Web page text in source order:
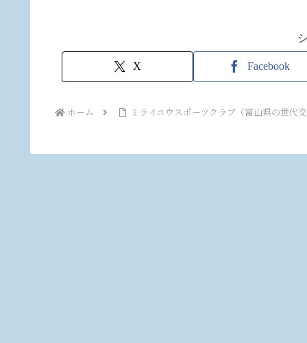
X Facebook
ホーム ミライユウスポーツクラブ（富山県の世代